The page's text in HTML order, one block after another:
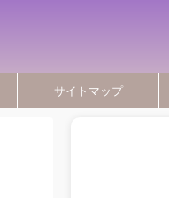
サイトマップ